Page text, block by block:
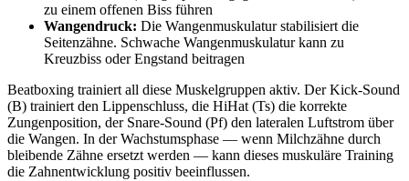
zu einem offenen Biss führen
Wangendruck: Die Wangenmuskulatur stabilisiert die
Seitenzähne. Schwache Wangenmuskulatur kann zu
Kreuzbiss oder Engstand beitragen
Beatboxing trainiert all diese Muskelgruppen aktiv. Der Kick-Sound
(B) trainiert den Lippenschluss, die HiHat (Ts) die korrekte
Zungenposition, der Snare-Sound (Pf) den lateralen Luftstrom über
die Wangen. In der Wachstumsphase — wenn Milchzähne durch
bleibende Zähne ersetzt werden — kann dieses muskuläre Training
die Zahnentwicklung positiv beeinflussen.